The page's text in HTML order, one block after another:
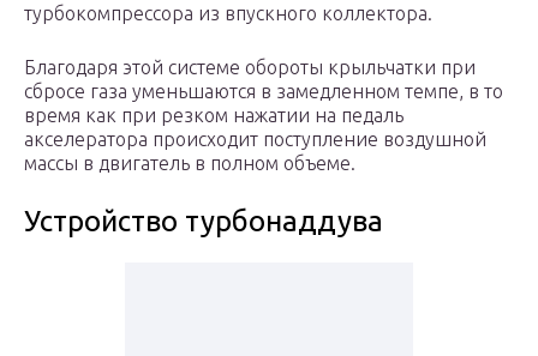
турбокомпрессора из впускного коллектора.
Благодаря этой системе обороты крыльчатки при
сбросе газа уменьшаются в замедленном темпе, в то
время как при резком нажатии на педаль
акселератора происходит поступление воздушной
массы в двигатель в полном объеме.
Устройство турбонаддува